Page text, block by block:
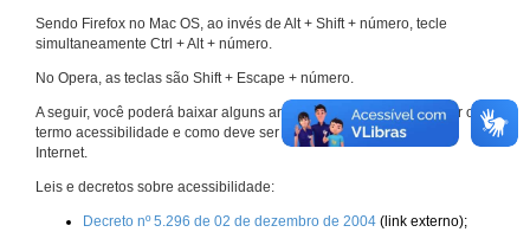
Sendo Firefox no Mac OS, ao invés de Alt + Shift + número, tecle
simultaneamente Ctrl + Alt + número.
No Opera, as teclas são Shift + Escape + número.
A seguir, você poderá baixar alguns arquivos que explicam melhor o
termo acessibilidade e como deve ser implementado nos sites da
Internet.
Leis e decretos sobre acessibilidade:
Decreto nº 5.296 de 02 de dezembro de 2004 (link externo);